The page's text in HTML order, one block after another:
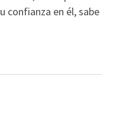
confianza en él, sabe